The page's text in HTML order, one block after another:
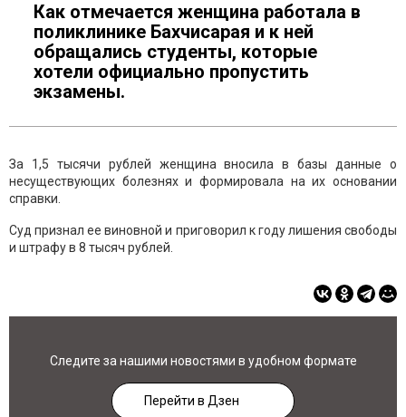
Как отмечается женщина работала в
поликлинике Бахчисарая и к ней
обращались студенты, которые
хотели официально пропустить
экзамены.
За 1,5 тысячи рублей женщина вносила в базы данные о
несуществующих болезнях и формировала на их основании
справки.
Суд признал ее виновной и приговорил к году лишения свободы
и штрафу в 8 тысяч рублей.
Следите за нашими новостями в удобном формате
Перейти в Дзен